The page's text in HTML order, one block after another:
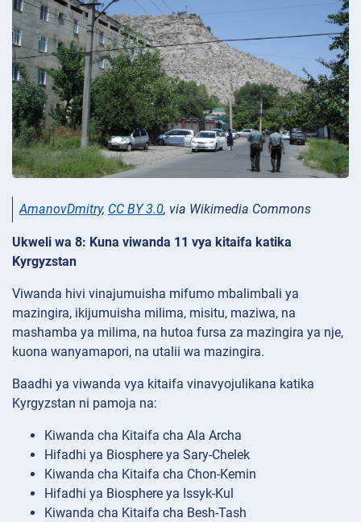
AmanovDmitry, CC BY 3.0, via Wikimedia Commons
Ukweli wa 8: Kuna viwanda 11 vya kitaifa katika
Kyrgyzstan
Viwanda hivi vinajumuisha mifumo mbalimbali ya
mazingira, ikijumuisha milima, misitu, maziwa, na
mashamba ya milima, na hutoa fursa za mazingira ya nje,
kuona wanyamapori, na utalii wa mazingira.
Baadhi ya viwanda vya kitaifa vinavyojulikana katika
Kyrgyzstan ni pamoja na:
Kiwanda cha Kitaifa cha Ala Archa
Hifadhi ya Biosphere ya Sary-Chelek
Kiwanda cha Kitaifa cha Chon-Kemin
Hifadhi ya Biosphere ya Issyk-Kul
Kiwanda cha Kitaifa cha Besh-Tash